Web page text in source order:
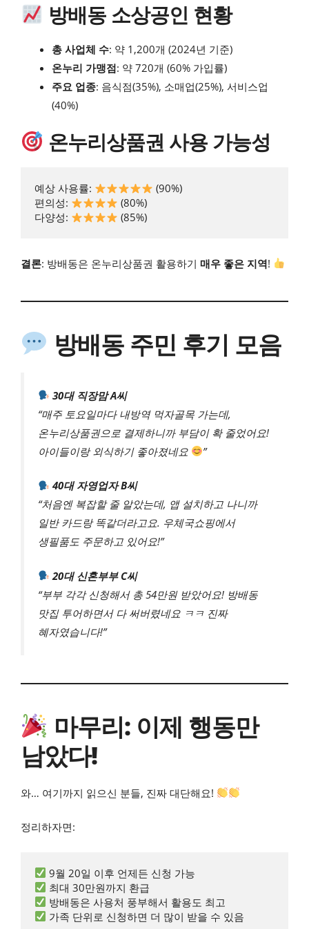
방배동 소상공인 현황
총 사업체 수: 약 1,200개 (2024년 기준)
온누리 가맹점: 약 720개 (60% 가입률)
주요 업종: 음식점(35%), 소매업(25%), 서비스업
(40%)
온누리상품권 사용 가능성
예상 사용률:
(90%)
편의성:
(80%)
다양성:
(85%)
결론: 방배동은 온누리상품권 활용하기 매우 좋은 지역!
방배동 주민 후기 모음
30대 직장맘 A씨
“매주 토요일마다 내방역 먹자골목 가는데,
온누리상품권으로 결제하니까 부담이 확 줄었어요!
아이들이랑 외식하기 좋아졌네요
”
40대 자영업자 B씨
“처음엔 복잡할 줄 알았는데, 앱 설치하고 나니까
일반 카드랑 똑같더라고요. 우체국쇼핑에서
생필품도 주문하고 있어요!”
20대 신혼부부 C씨
“부부 각각 신청해서 총 54만원 받았어요! 방배동
맛집 투어하면서 다 써버렸네요 ㅋㅋ 진짜
혜자였습니다!”
마무리: 이제 행동만
남았다!
와… 여기까지 읽으신 분들, 진짜 대단해요!
정리하자면:
가족 단위로 신청하면 더 많이 받을 수 있음